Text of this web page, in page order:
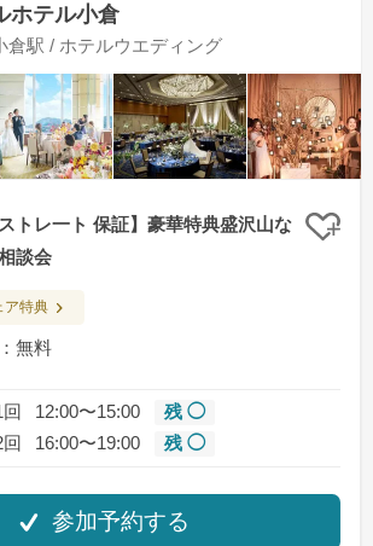
ホテル小倉
評価
倉駅 / ホテルウエディング
ストレ一ト 保証】豪華特典盛沢山な
談会
クリ
ア特典
無料
12:00〜15:00
残 ◯
16:00〜19:00 残 ◯
参加予約する